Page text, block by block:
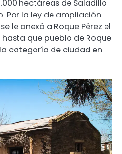
hectáreas de Saladillo
Por la ley de ampliación
le anexó a Roque Pérez el
que pueblo de Roque
categoría de ciudad en